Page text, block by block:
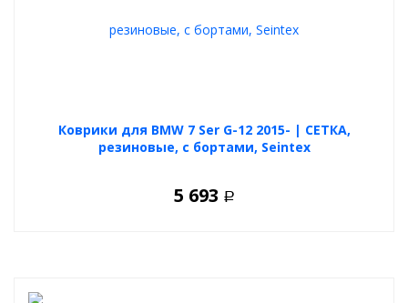
Коврики для BMW 7 Ser G-12 2015- | СЕТКА,
резиновые, с бортами, Seintex
5 693 Р